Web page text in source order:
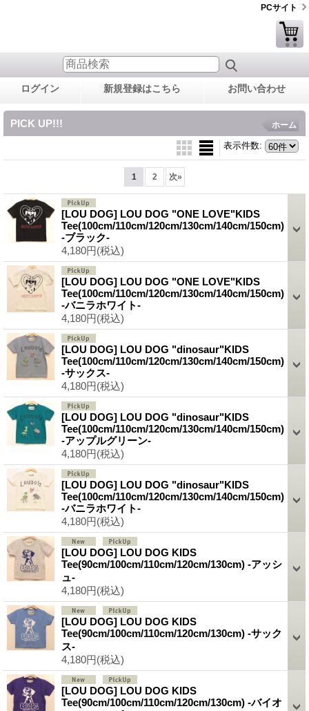
PCサイト
ログイン 新規登録はこちら お問い合わせ
PICK UP!!! ホーム
表示件数:
1 2 次»
[LOU DOG] LOU DOG "ONE LOVE"KIDS
Tee(100cm/110cm/120cm/130cm/140cm/150cm)
-ブラック-
4,180円(税込)
[LOU DOG] LOU DOG "ONE LOVE"KIDS
Tee(100cm/110cm/120cm/130cm/140cm/150cm)
-バニラホワイト-
4,180円(税込)
[LOU DOG] LOU DOG "dinosaur"KIDS
Tee(100cm/110cm/120cm/130cm/140cm/150cm)
-サックス-
4,180円(税込)
[LOU DOG] LOU DOG "dinosaur"KIDS
Tee(100cm/110cm/120cm/130cm/140cm/150cm)
-アップルグリーン-
4,180円(税込)
[LOU DOG] LOU DOG "dinosaur"KIDS
Tee(100cm/110cm/120cm/130cm/140cm/150cm)
-バニラホワイト-
4,180円(税込)
[LOU DOG] LOU DOG KIDS
Tee(90cm/100cm/110cm/120cm/130cm) -アッシ
ュ-
4,180円(税込)
[LOU DOG] LOU DOG KIDS
Tee(90cm/100cm/110cm/120cm/130cm) -サック
ス-
4,180円(税込)
[LOU DOG] LOU DOG KIDS
Tee(90cm/100cm/110cm/120cm/130cm) -バイオ